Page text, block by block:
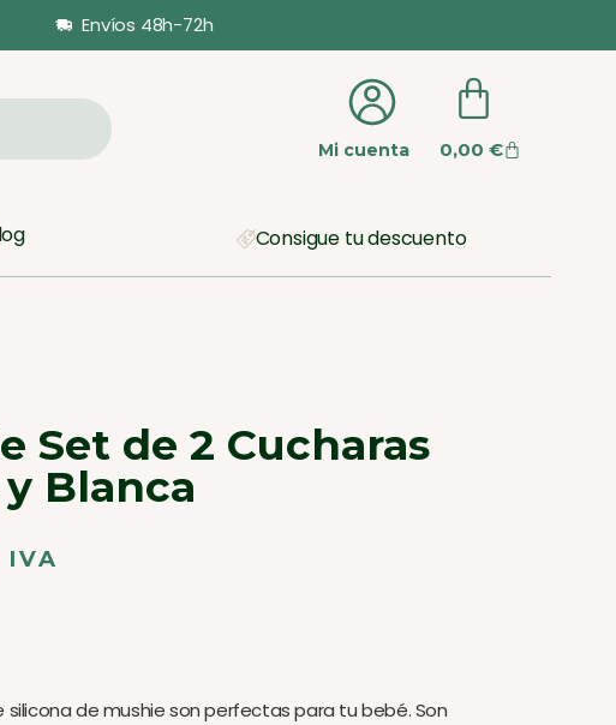
Envíos 48h-72h
Mi cuenta 0,00 €
Consigue tu descuento
Set de 2 Cucharas
Blanca
IVA
silicona de mushie son perfectas para tu bebé. Son